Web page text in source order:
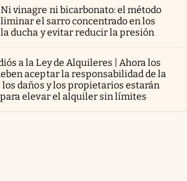
Ni vinagre ni bicarbonato: el método
el sarro concentrado en los
ducha y evitar reducir la presión
a la Ley de Alquileres | Ahora los
aceptar la responsabilidad de la
daños y los propietarios estarán
elevar el alquiler sin límites